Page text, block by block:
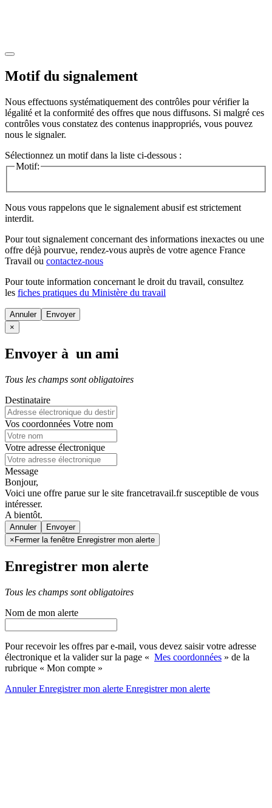
Motif du signalement
Nous effectuons systématiquement des contrôles pour vérifier la
légalité et la conformité des offres que nous diffusons. Si malgré ces
contrôles vous constatez des contenus inappropriés, vous pouvez
nous le signaler.
Sélectionnez un motif dans la liste ci-dessous :
Motif:
Nous vous rappelons que le signalement abusif est strictement
interdit.
Pour tout signalement concernant des informations inexactes ou une
offre déjà pourvue, rendez-vous auprès de votre agence France
Travail ou contactez-nous
Pour toute information concernant le droit du travail, consultez
les fiches pratiques du Ministère du travail
Annuler
×
Envoyer à un ami
Tous les champs sont obligatoires
Destinataire
Vos coordonnées Votre nom
Votre adresse électronique
Message
Bonjour,
Voici une offre parue sur le site francetravail.fr susceptible de vous
intéresser.
A bientôt.
Annuler
× Fermer la fenêtre Enregistrer mon alerte
Enregistrer mon alerte
Tous les champs sont obligatoires
Nom de mon alerte
Pour recevoir les offres par e-mail, vous devez saisir votre adresse
électronique et la valider sur la page « Mes coordonnées » de la
rubrique « Mon compte »
AnnulerEnregistrer mon alerte Enregistrermon alerte